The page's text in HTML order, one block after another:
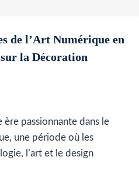
de l’Art Numérique en
la Décoration
ère passionnante dans le
une période où les
l’art et le design